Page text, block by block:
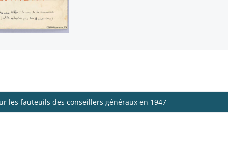
les fauteuils des conseillers généraux en 1947